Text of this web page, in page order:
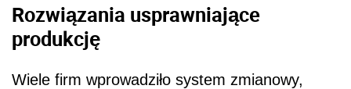
Rozwiązania usprawniające
produkcję
Wiele firm wprowadziło system zmianowy,